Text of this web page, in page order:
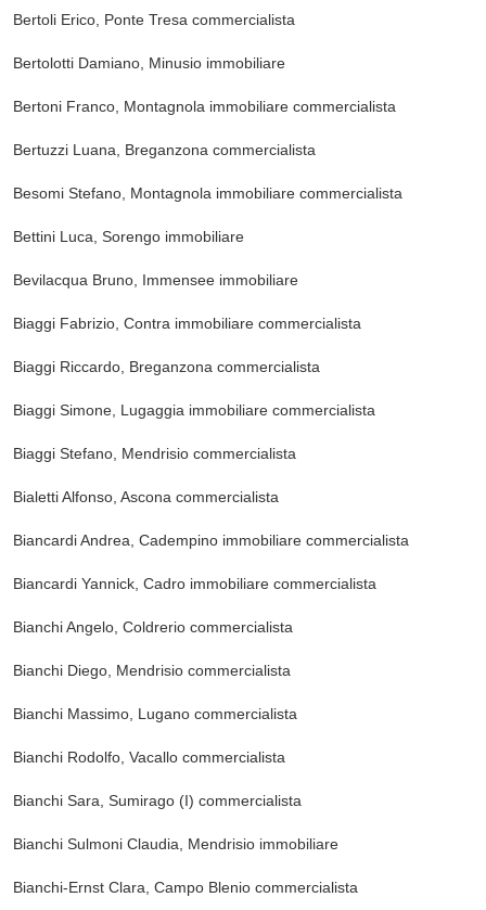
Bertoli Erico, Ponte Tresa commercialista
Bertolotti Damiano, Minusio immobiliare
Bertoni Franco, Montagnola immobiliare commercialista
Bertuzzi Luana, Breganzona commercialista
Besomi Stefano, Montagnola immobiliare commercialista
Bettini Luca, Sorengo immobiliare
Bevilacqua Bruno, Immensee immobiliare
Biaggi Fabrizio, Contra immobiliare commercialista
Biaggi Riccardo, Breganzona commercialista
Biaggi Simone, Lugaggia immobiliare commercialista
Biaggi Stefano, Mendrisio commercialista
Bialetti Alfonso, Ascona commercialista
Biancardi Andrea, Cadempino immobiliare commercialista
Biancardi Yannick, Cadro immobiliare commercialista
Bianchi Angelo, Coldrerio commercialista
Bianchi Diego, Mendrisio commercialista
Bianchi Massimo, Lugano commercialista
Bianchi Rodolfo, Vacallo commercialista
Bianchi Sara, Sumirago (I) commercialista
Bianchi Sulmoni Claudia, Mendrisio immobiliare
Bianchi-Ernst Clara, Campo Blenio commercialista